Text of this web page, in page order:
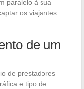
paralelo à sua
os viajantes
de um
de prestadores
e tipo de